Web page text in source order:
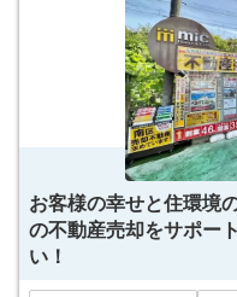
お客様の幸せと住環境
の不動産売却をサポー
い！